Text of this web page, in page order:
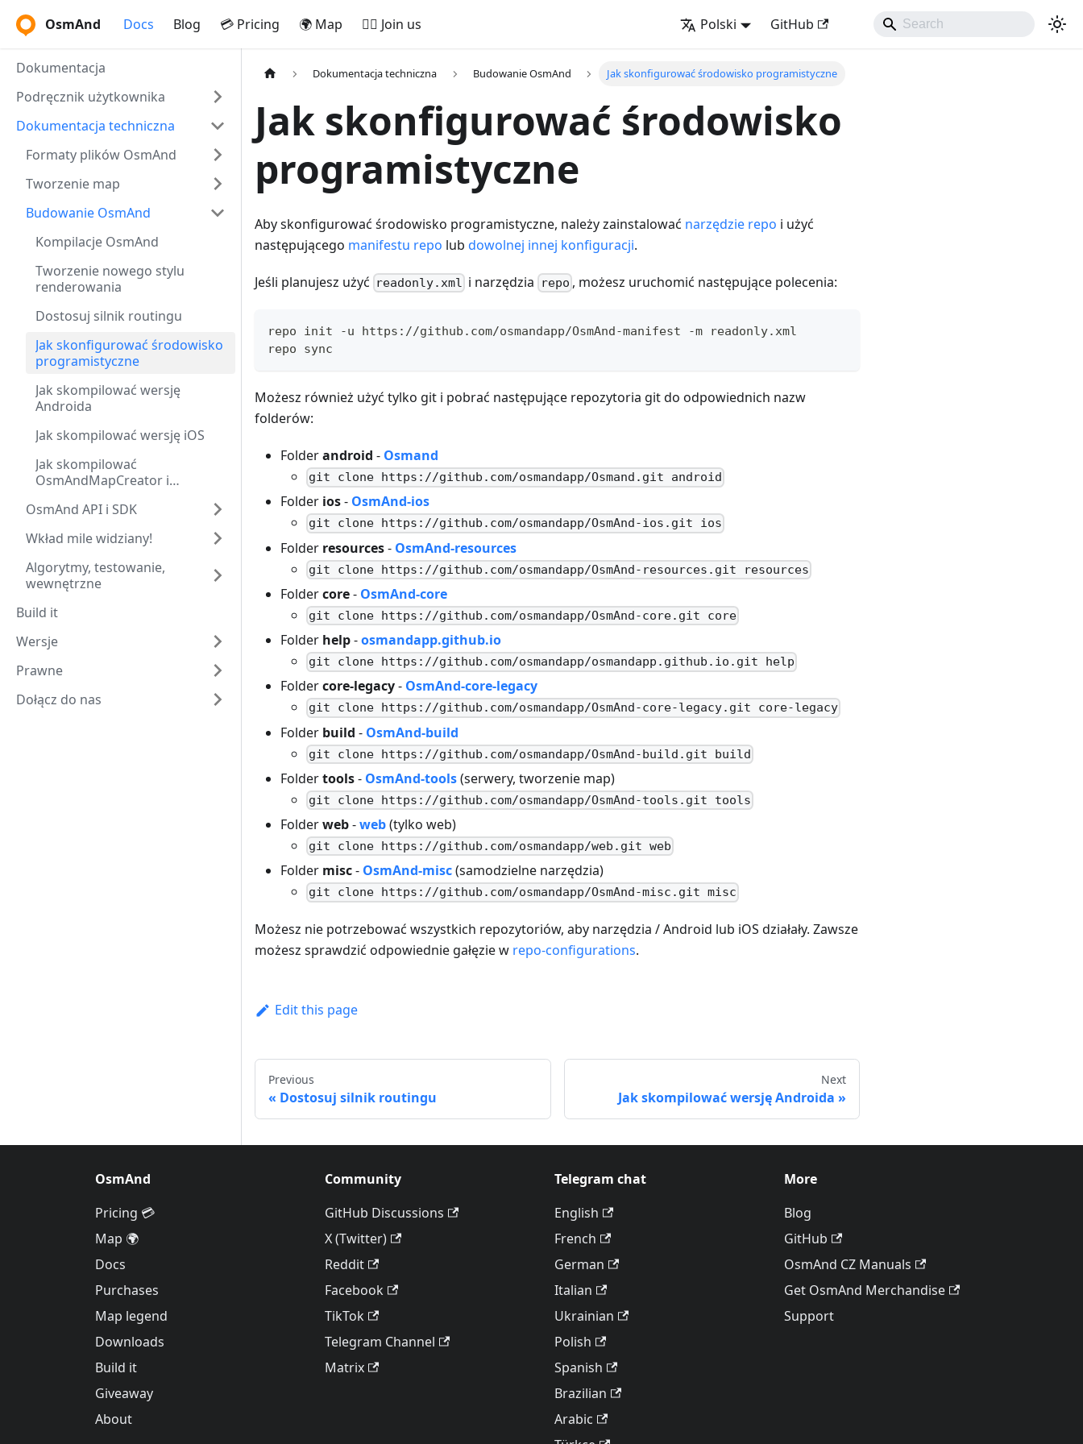
OsmAnd Docs Blog 💳 Pricing 🌍 Map 🚵‍♂️ Join us Polski GitHub
Dokumentacja
Podręcznik użytkownika
Dokumentacja techniczna
Formaty plików OsmAnd
Tworzenie map
Budowanie OsmAnd
Kompilacje OsmAnd
Tworzenie nowego stylu
renderowania
Dostosuj silnik routingu
Jak skonfigurować środowisko
programistyczne
Jak skompilować wersję
Androida
Jak skompilować wersję iOS
Jak skompilować
OsmAndMapCreator i
OsmAnd API i SDK
Wkład mile widziany!
Algorytmy, testowanie,
wewnętrzne
Build it
Wersje
Prawne
Dołącz do nas
Dokumentacja techniczna Budowanie OsmAnd Jak skonfigurować środowisko programistyczne
Jak skonfigurować środowisko
programistyczne
Aby skonfigurować środowisko programistyczne, należy zainstalować narzędzie repo i użyć
następującego manifestu repo lub dowolnej innej konfiguracji.
Jeśli planujesz użyć readonly.xml i narzędzia repo , możesz uruchomić następujące polecenia:
repo init -u https://github.com/osmandapp/OsmAnd-manifest -m readonly.xml
repo sync
Możesz również użyć tylko git i pobrać następujące repozytoria git do odpowiednich nazw
folderów:
Folderandroid - Osmand
git clone https://github.com/osmandapp/Osmand.git android
Folder ios- OsmAnd-ios
git clone https://github.com/osmandapp/OsmAnd-ios.git ios
Folder resources- OsmAnd-resources
git clone https://github.com/osmandapp/OsmAnd-resources.git resources
Foldercore- OsmAnd-core
git clone https://github.com/osmandapp/OsmAnd-core.git core
Folder help-osmandapp.github.io
git clone https://github.com/osmandapp/osmandapp.github.io.git help
Foldercore-legacy- OsmAnd-core-legacy
git clone https://github.com/osmandapp/OsmAnd-core-legacy.git core-legacy
Folder build - OsmAnd-build
git clone https://github.com/osmandapp/OsmAnd-build.git build
Foldertools- OsmAnd-tools(serwery, tworzenie map)
git clone https://github.com/osmandapp/OsmAnd-tools.git tools
Folderweb-web(tylko web)
git clone https://github.com/osmandapp/web.git web
Folder misc- OsmAnd-misc(samodzielne narzędzia)
git clone https://github.com/osmandapp/OsmAnd-misc.git misc
Możesz nie potrzebować wszystkich repozytoriów, aby narzędzia / Android lub iOS działały. Zawsze
możesz sprawdzić odpowiednie gałęzie w repo-configurations.
Edit this page
Previous
Dostosuj silnik routingu
Next
Jak skompilować wersję Androida
OsmAnd
Pricing 💳
Map 🌍
Docs
Purchases
Map legend
Downloads
Build it
Giveaway
About
Community
GitHub Discussions
X (Twitter)
Reddit
Facebook
TikTok
Telegram Channel
Matrix
Telegram chat
English
French
German
Italian
Ukrainian
Polish
Spanish
Brazilian
Arabic
More
Blog
GitHub
OsmAnd CZ Manuals
Get OsmAnd Merchandise
Support